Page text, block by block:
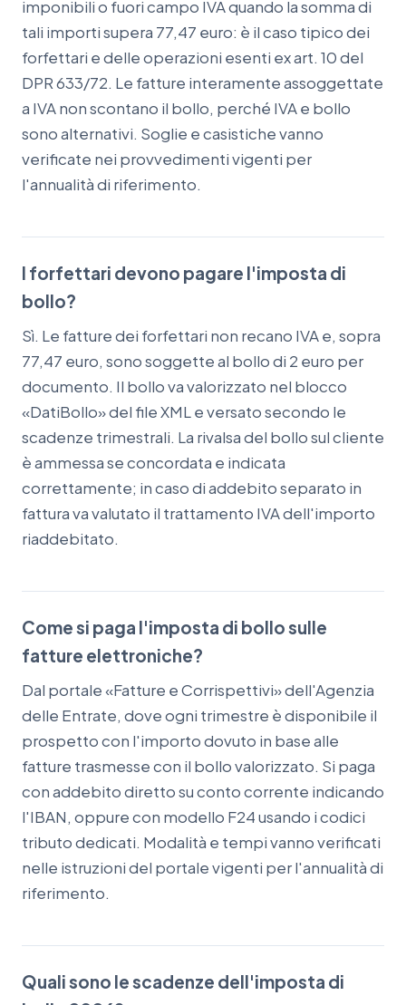
imponibili o fuori campo IVA quando la somma di
tali importi supera 77,47 euro: è il caso tipico dei
forfettari e delle operazioni esenti ex art. 10 del
DPR 633/72. Le fatture interamente assoggettate
a IVA non scontano il bollo, perché IVA e bollo
sono alternativi. Soglie e casistiche vanno
verificate nei provvedimenti vigenti per
l'annualità di riferimento.
I forfettari devono pagare l'imposta di
bollo?
Sì. Le fatture dei forfettari non recano IVA e, sopra
77,47 euro, sono soggette al bollo di 2 euro per
documento. Il bollo va valorizzato nel blocco
«DatiBollo» del file XML e versato secondo le
scadenze trimestrali. La rivalsa del bollo sul cliente
è ammessa se concordata e indicata
correttamente; in caso di addebito separato in
fattura va valutato il trattamento IVA dell'importo
riaddebitato.
Come si paga l'imposta di bollo sulle
fatture elettroniche?
Dal portale «Fatture e Corrispettivi» dell'Agenzia
delle Entrate, dove ogni trimestre è disponibile il
prospetto con l'importo dovuto in base alle
fatture trasmesse con il bollo valorizzato. Si paga
con addebito diretto su conto corrente indicando
l'IBAN, oppure con modello F24 usando i codici
tributo dedicati. Modalità e tempi vanno verificati
nelle istruzioni del portale vigenti per l'annualità di
riferimento.
Quali sono le scadenze dell'imposta di